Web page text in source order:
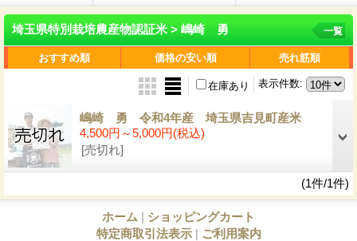
埼玉県特別栽培農産物認証米 > 嶋崎 勇 一覧
おすすめ順 価格の安い順 売れ筋順
表示件数:
在庫あり
嶋崎 勇 令和4年産 埼玉県吉見町産米
4,500円～5,000円(税込)
[売切れ]
(1件/1件)
ホーム | ショッピングカート
特定商取引法表示 | ご利用案内